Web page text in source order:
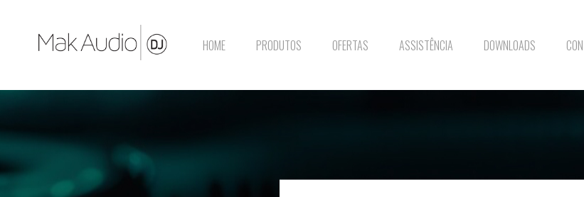
HOME PRODUTOS OFERTAS ASSISTÊNCIA DOWNLOADS